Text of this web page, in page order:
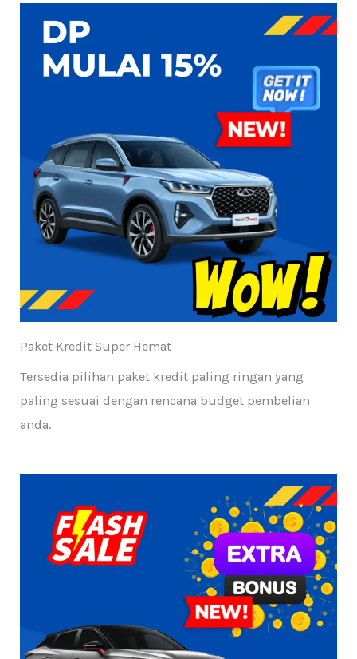
Paket Kredit Super Hemat
Tersedia pilihan paket kredit paling ringan yang
paling sesuai dengan rencana budget pembelian
anda.